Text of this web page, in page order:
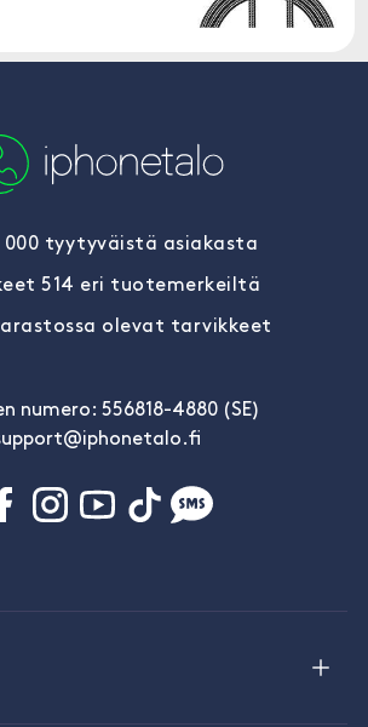
000 tyytyväistä asiakasta
514 eri tuotemerkeiltä
olevat tarvikkeet
numero: 556818-4880 (SE)